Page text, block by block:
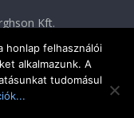
Kft.
honlap felhasználói
alkalmazunk. A
tudomásul